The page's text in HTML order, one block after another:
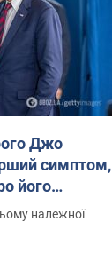
Джо
симптом,
його
належної